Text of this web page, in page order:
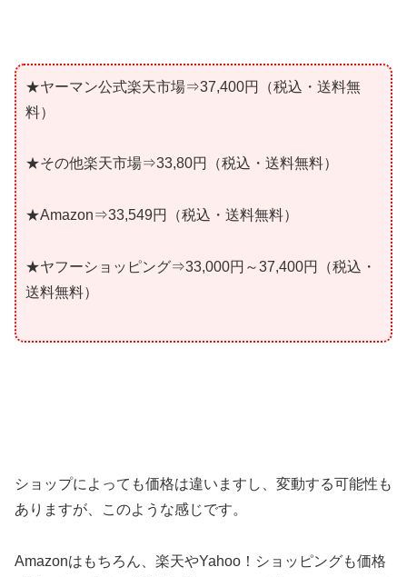
★ヤーマン公式楽天市場⇒37,400円（税込・送料無
料）
★その他楽天市場⇒33,80円（税込・送料無料）
★Amazon⇒33,549円（税込・送料無料）
★ヤフーショッピング⇒33,000円～37,400円（税込・
送料無料）
ショップによっても価格は違いますし、変動する可能性も
ありますが、このような感じです。
Amazonはもちろん、楽天やYahoo！ショッピングも価格